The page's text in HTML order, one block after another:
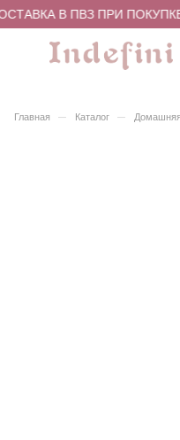
В ПВЗ ПРИ
Главная – Каталог –